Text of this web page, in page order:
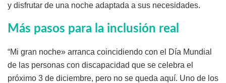
y disfrutar de una noche adaptada a sus necesidades.
Más pasos para la inclusión real
“Mi gran noche» arranca coincidiendo con el Día Mundial
de las personas con discapacidad que se celebra el
próximo 3 de diciembre, pero no se queda aquí. Uno de los